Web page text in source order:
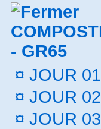
- GR65
¤ JOUR 01
¤ JOUR 02
¤ JOUR 03